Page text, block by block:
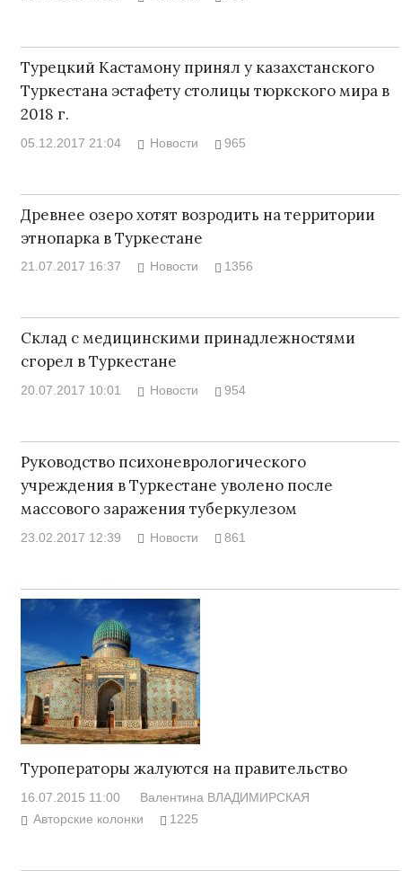
Турецкий Кастамону принял у казахстанского
Туркестана эстафету столицы тюркского мира в
2018 г.
05.12.2017 21:04 Новости 965
Древнее озеро хотят возродить на территории
этнопарка в Туркестане
21.07.2017 16:37 Новости 1356
Склад с медицинскими принадлежностями
сгорел в Туркестане
20.07.2017 10:01 Новости 954
Руководство психоневрологического
учреждения в Туркестане уволено после
массового заражения туберкулезом
23.02.2017 12:39 Новости 861
Туроператоры жалуются на правительство
16.07.2015 11:00
Валентина ВЛАДИМИРСКАЯ
Авторские колонки
1225